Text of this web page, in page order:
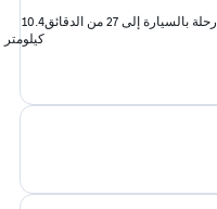
رحلة بالسيارة إلى 27 من الدقائق
10.4
كيلومتر